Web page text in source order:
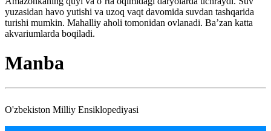
yuzasidan havo yutishi va uzoq vaqt davomida suvdan tashqarida
turishi mumkin. Mahalliy aholi tomonidan ovlanadi. Ba’zan katta
akvariumlarda boqiladi.
Manba
O'zbekiston Milliy Ensiklopediyasi